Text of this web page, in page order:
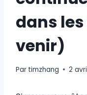
dans
venir)
Par timzhang 2